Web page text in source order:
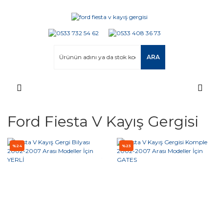
ARA
Ford Fiesta V Kayış Gergisi
%24 %23